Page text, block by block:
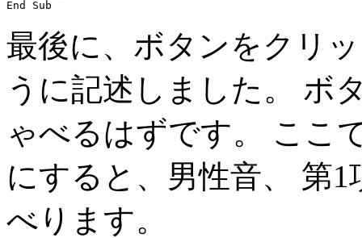
最後に、ボタンをクリ
うに記述しました。 ボ
ゃべるはずです。 ここ
にすると、男性音、 第
べります。